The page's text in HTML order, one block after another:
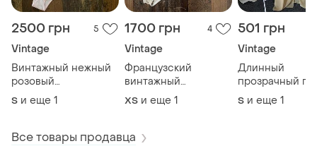
2500 грн 5
Vintage
Винтажный нежный
розовый
комбидресс боди
кружево бантики
ацетат швейцария
babydoll coquette
S и еще 1
1700 грн 4
Vintage
Французский
винтажный
комбидресс боди с
хомутом из
цвет сливочного
ХS и еще 1
501 грн
Vintage
Длинный
прозрачный
с разрезом и
кружевом
S и еще 1
Все товары продавца